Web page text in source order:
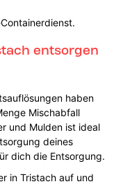
entsorgen
haben
Mischabfall
und Mulden ist ideal
deines
dich die Entsorgung.
in Tristach auf und